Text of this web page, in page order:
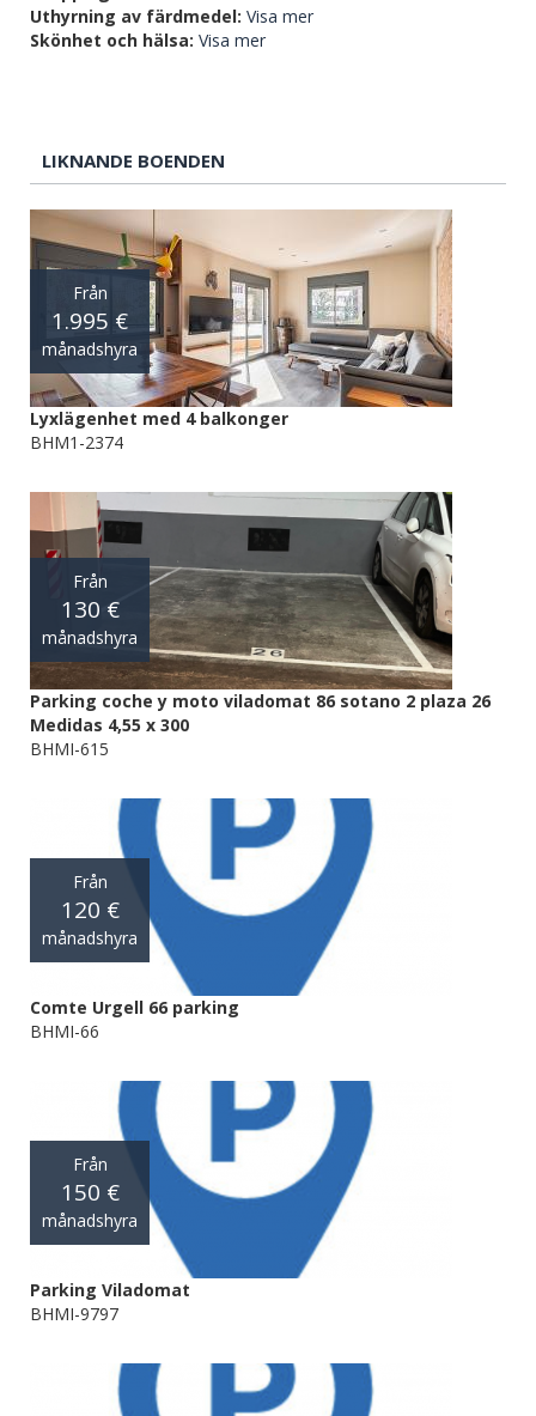
Uthyrning av färdmedel: Visa mer
Skönhet och hälsa: Visa mer
LIKNANDE BOENDEN
Från
1.995 €
månadshyra
Lyxlägenhet med 4 balkonger
BHM1-2374
Från
130 €
månadshyra
Parking coche y moto viladomat 86 sotano 2 plaza 26
Medidas 4,55 x 300
BHMI-615
Från
120 €
månadshyra
Comte Urgell 66 parking
BHMI-66
Från
150 €
månadshyra
Parking Viladomat
BHMI-9797